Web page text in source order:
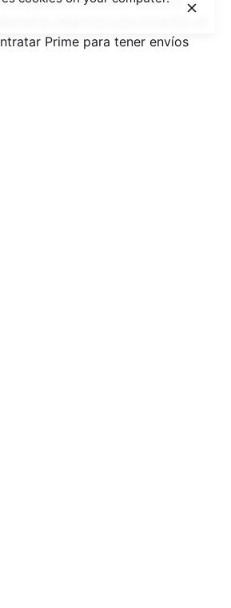
Mientras que viviendo en
Prime para tener envíos